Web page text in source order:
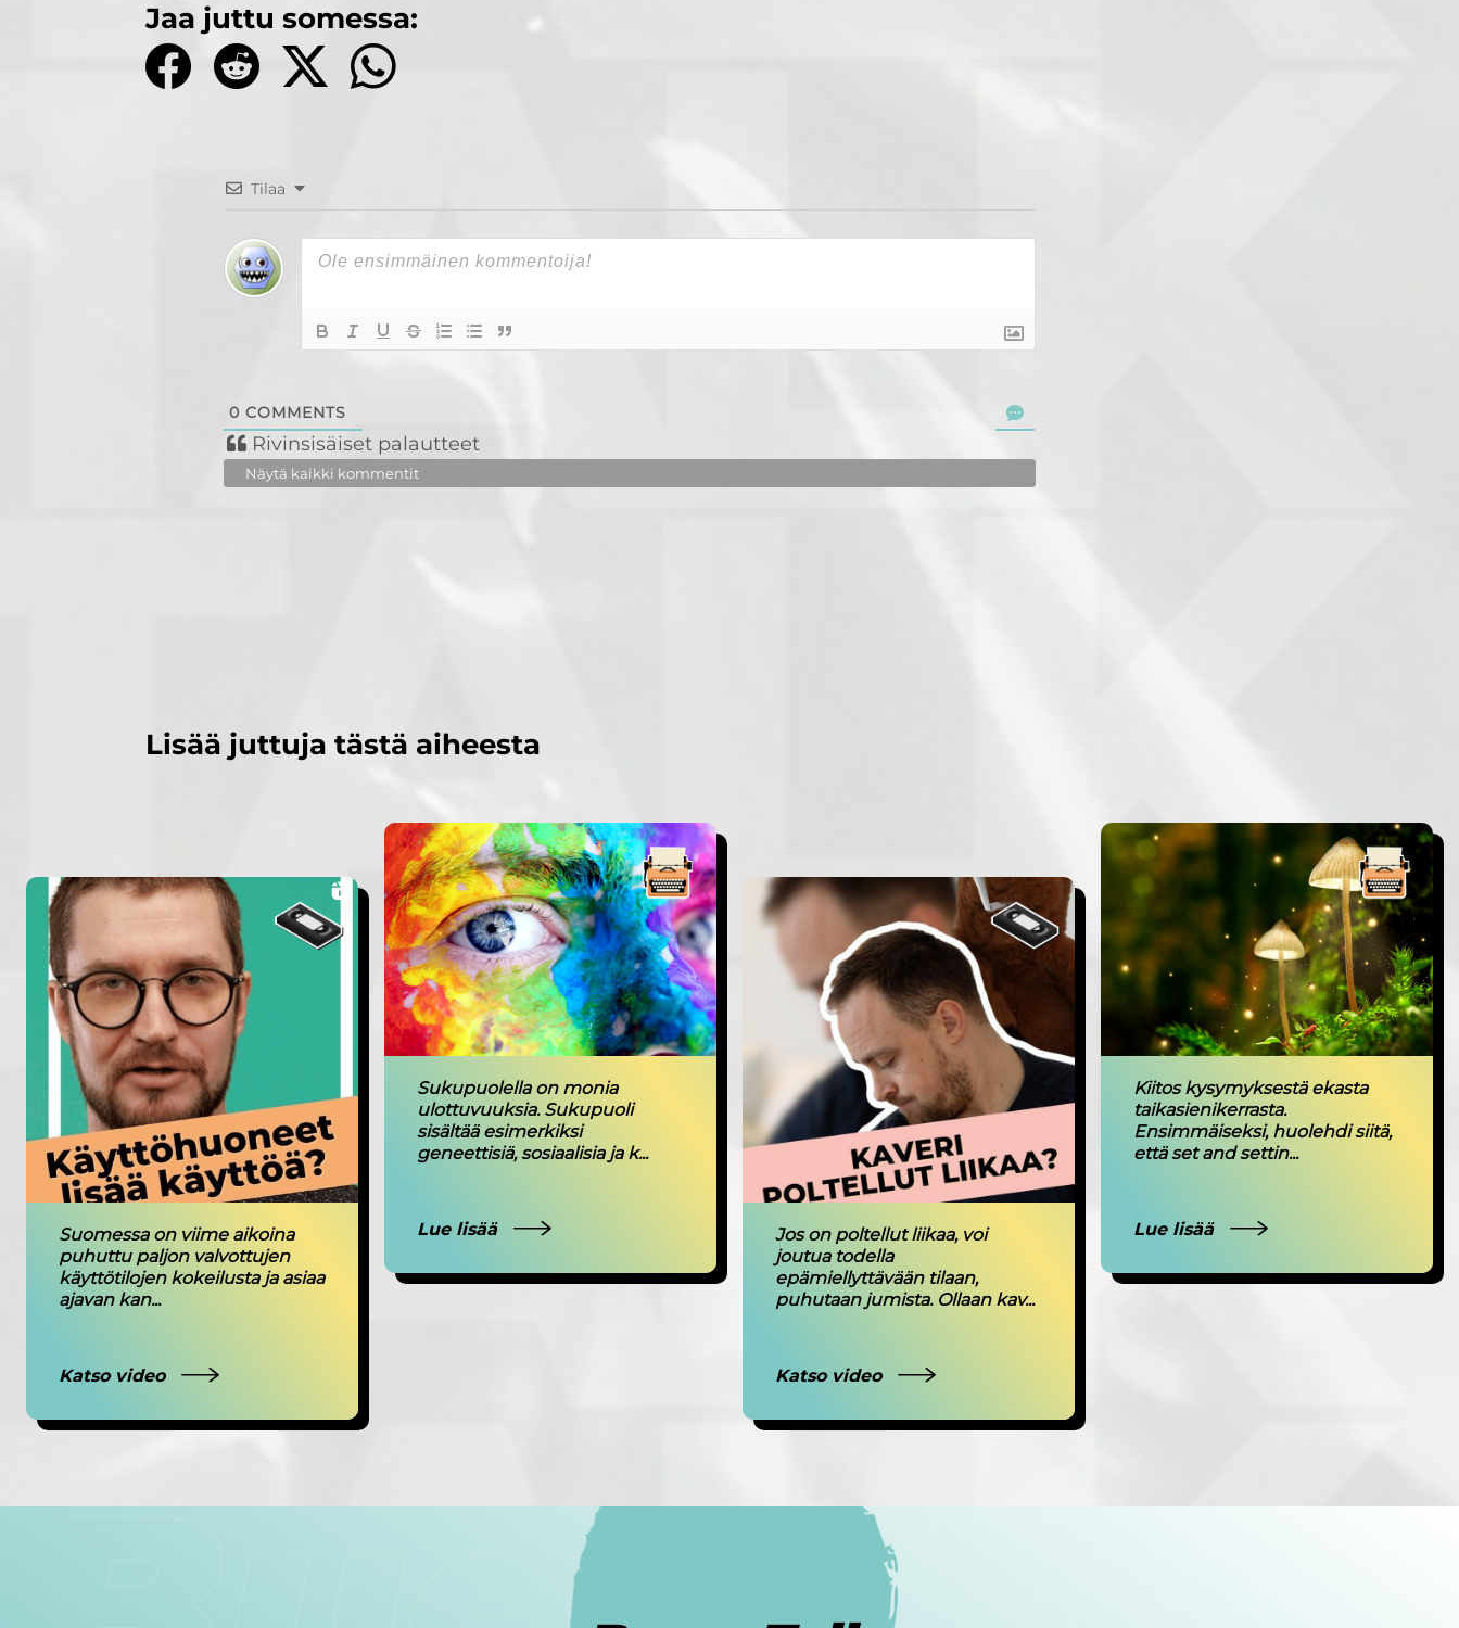
Jaa juttu somessa:
Tilaa
0 COMMENTS
Rivinsisäiset palautteet
Näytä kaikki kommentit
Lisää juttuja tästä aiheesta
Suomessa on viime aikoina
puhuttu paljon valvottujen
käyttötilojen kokeilusta ja asiaa
ajavan kan...
Katso video
Sukupuolella on monia
ulottuvuuksia. Sukupuoli
sisältää esimerkiksi
geneettisiä, sosiaalisia ja k...
Lue lisää
Jos on poltellut liikaa, voi
joutua todella
epämiellyttävään tilaan,
puhutaan jumista. Ollaan kav...
Katso video
Kiitos kysymyksestä ekasta
taikasienikerrasta.
Ensimmäiseksi, huolehdi siitä,
että set and settin...
Lue lisää